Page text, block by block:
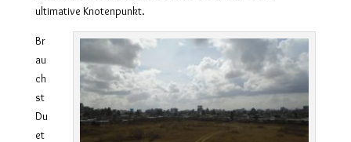
ultimative Knotenpunkt.
Br
au
ch
st
Du
et